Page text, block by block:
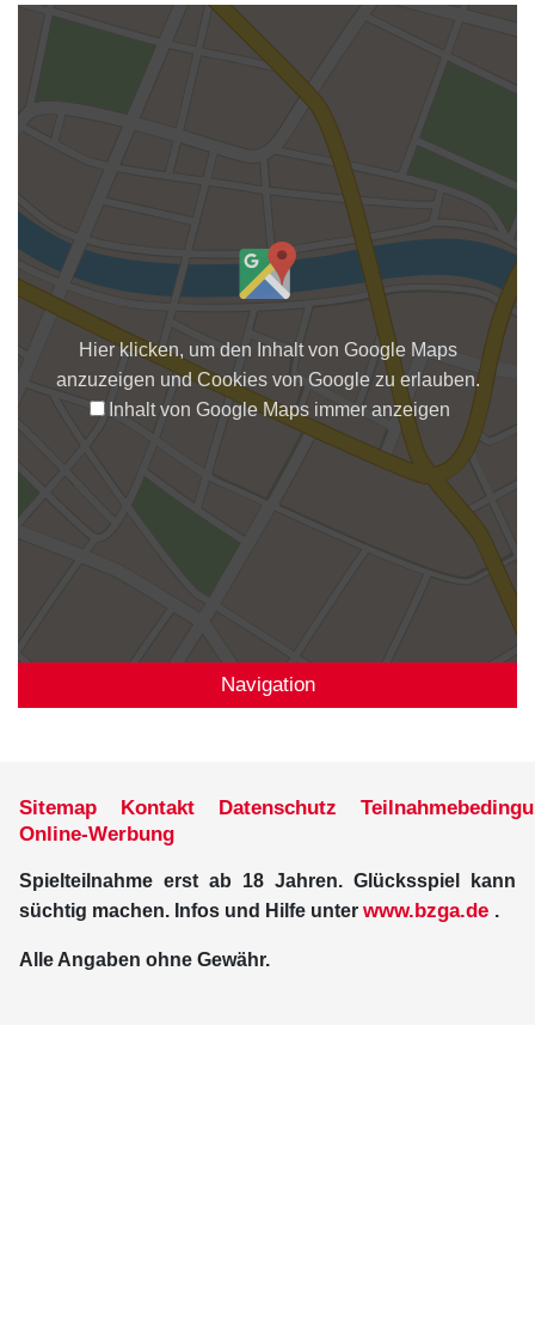
Hier klicken, um den Inhalt von Google Maps
anzuzeigen und Cookies von Google zu erlauben.
Inhalt von Google Maps immer anzeigen
Navigation
Sitemap Kontakt Datenschutz
Online-Werbung
Spielteilnahme erst ab 18 Jahren. Glücksspiel kann
süchtig machen. Infos und Hilfe unter www.bzga.de .
Alle Angaben ohne Gewähr.